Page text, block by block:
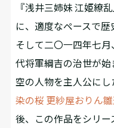
『浅井三姉妹 江姫繚
に、適度なペースで歴
そして二〇一四年七
代将軍綱吉の治世が
空の人物を主人公に
染の桜 更紗屋おりん
後、この作品をシリ